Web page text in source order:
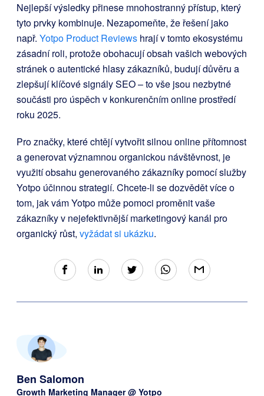
Nejlepší výsledky přinese mnohostranný přístup, který
tyto prvky kombinuje. Nezapomeňte, že řešení jako
např. Yotpo Product Reviews hrají v tomto ekosystému
zásadní roli, protože obohacují obsah vašich webových
stránek o autentické hlasy zákazníků, budují důvěru a
zlepšují klíčové signály SEO – to vše jsou nezbytné
součásti pro úspěch v konkurenčním online prostředí
roku 2025.
Pro značky, které chtějí vytvořit silnou online přítomnost
a generovat významnou organickou návštěvnost, je
využití obsahu generovaného zákazníky pomocí služby
Yotpo účinnou strategií. Chcete-li se dozvědět více o
tom, jak vám Yotpo může pomoci proměnit vaše
zákazníky v nejefektivnější marketingový kanál pro
organický růst, vyžádat si ukázku.
Ben Salomon
Growth Marketing Manager @ Yotpo